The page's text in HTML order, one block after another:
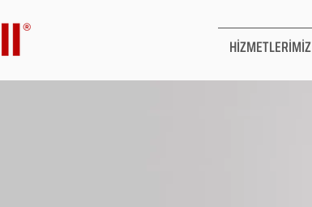
HİZMETLERİMİZ